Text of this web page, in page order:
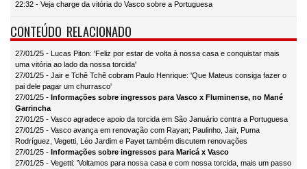
22:32 - Veja charge da vitória do Vasco sobre a Portuguesa
CONTEÚDO RELACIONADO
27/01/25 - Lucas Piton: 'Feliz por estar de volta à nossa casa e conquistar mais
uma vitória ao lado da nossa torcida'
27/01/25 - Jair e Tchê Tchê cobram Paulo Henrique: 'Que Mateus consiga fazer o
pai dele pagar um churrasco'
27/01/25 - Informações sobre ingressos para Vasco x Fluminense, no Mané
Garrincha
27/01/25 - Vasco agradece apoio da torcida em São Januário contra a Portuguesa
27/01/25 - Vasco avança em renovação com Rayan; Paulinho, Jair, Puma
Rodríguez, Vegetti, Léo Jardim e Payet também discutem renovações
27/01/25 - Informações sobre ingressos para Maricá x Vasco
27/01/25 - Vegetti: 'Voltamos para nossa casa e com nossa torcida, mais um passo